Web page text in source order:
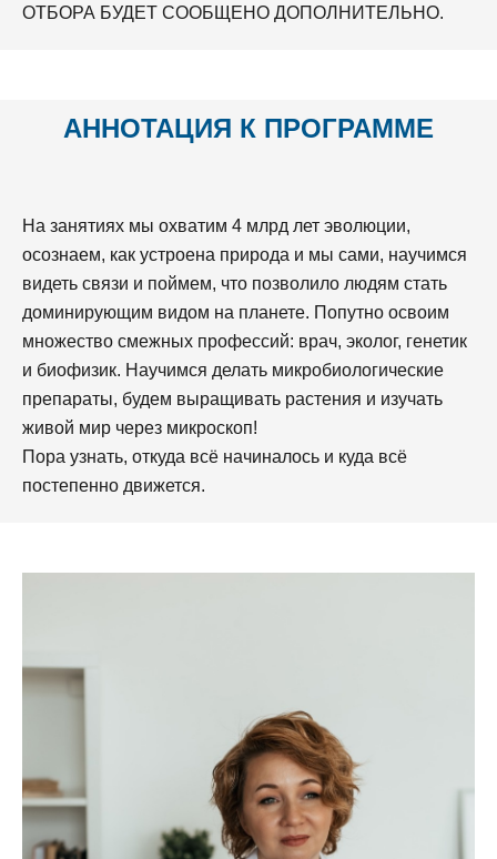
ОТБОРА БУДЕТ СООБЩЕНО ДОПОЛНИТЕЛЬНО.
АННОТАЦИЯ К ПРОГРАММЕ
На занятиях мы охватим 4 млрд лет эволюции,
осознаем, как устроена природа и мы сами, научимся
видеть связи и поймем, что позволило людям стать
доминирующим видом на планете. Попутно освоим
множество смежных профессий: врач, эколог, генетик
и биофизик. Научимся делать микробиологические
препараты, будем выращивать растения и изучать
живой мир через микроскоп!
Пора узнать, откуда всё начиналось и куда всё
постепенно движется.